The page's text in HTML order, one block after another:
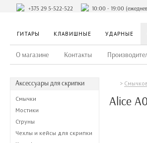
+375 29 5-522-522 10:00 - 19:00
ГИТАРЫ КЛАВИШНЫЕ УДАРНЫЕ
О магазине Контакты
Аксессуары для скрипки
Смычки
Мостики
Струны
Чехлы и кейсы для скрипки
Alice